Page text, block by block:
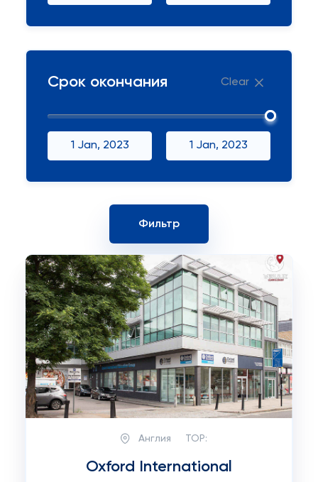
Срок окончания Clear
1 Jan, 2023 1 Jan, 2023
Англия TOP:
Oxford International